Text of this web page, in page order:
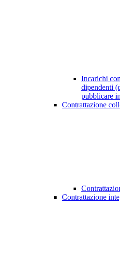
Incarichi
dipendenti
pubblicare
Contrattazione
Contrattazione